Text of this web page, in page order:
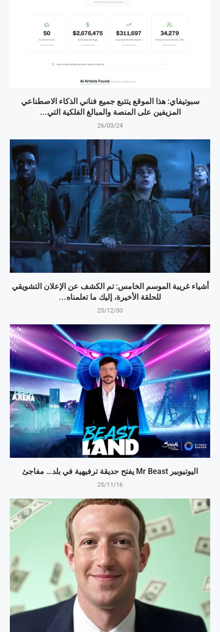
سبوتيفاي: هذا الموقع يتتبع جميع فناني الذكاء الاصطناعي
المزيفين على المنصة والمبالغ الفلكية التي...
26/03/24
أشياء غريبة الموسم الخامس: تم الكشف عن الإعلان التشويقي
للحلقة الأخيرة، إليك ما تعلمناه...
25/12/30
اليوتيوبير Mr Beast يفتح حديقة ترفيهية في بلد… مفاجئ
25/11/16